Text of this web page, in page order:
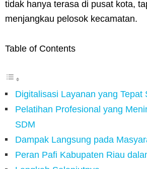
tidak hanya terasa di pusat kota,
menjangkau pelosok kecamatan.
Table of Contents
Digitalisasi Layanan yang Tepat
Pelatihan Profesional yang
SDM
Dampak Langsung pada
Peran Pafi Kabupaten Riau